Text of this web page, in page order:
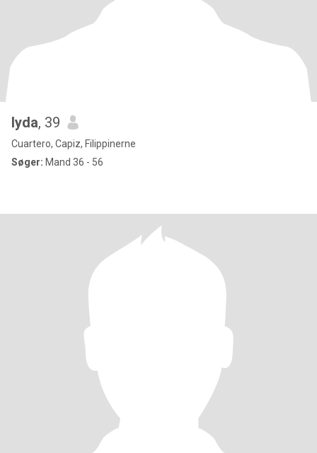
lyda, 39
Cuartero, Capiz, Filippinerne
Søger: Mand 36 - 56